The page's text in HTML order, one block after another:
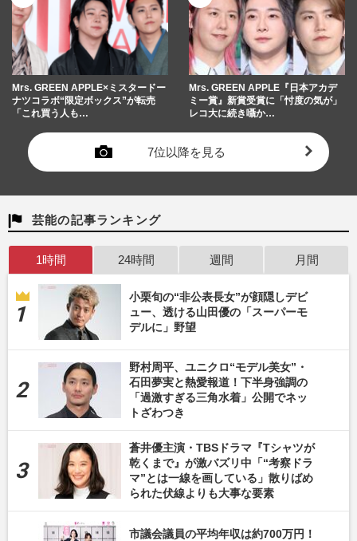
Mrs. GREEN APPLE×ミスタードー
ナツコラボ“限定ボックス”が転売
「これ買う人も…
Mrs. GREEN APPLE『日本アカデ
ミー賞』新賞受賞に「忖度の気が」
レコ大に続き囁か…
7位以降を見る
芸能の記事ランキング
1時間 24時間 週間 月間
小栗旬の“非公表長女”が顔隠しデビ
ュー、透ける山田優の「スーパーモ
デルに」野望
野村周平、ユニクロ“モデル美女”・
石田夢実と熱愛報道！下半身強調の
「過激すぎる三角水着」公開でネッ
トざわつき
蒼井優主演・TBSドラマ『Tシャツが
乾くまで』が激バズリ中「“考察ドラ
マ”とは一線を画している」散りばめ
られた伏線よりも大事な要素
市議会議員の平均年収は約700万円！